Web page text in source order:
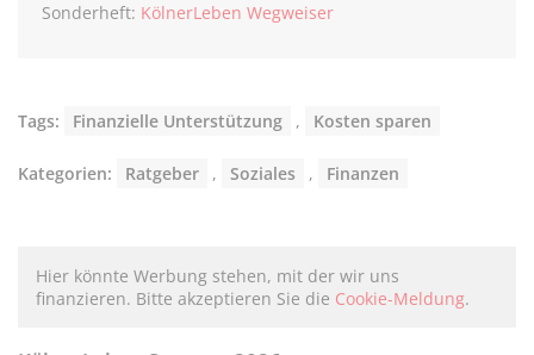
Sonderheft: KölnerLeben Wegweiser
Tags: Finanzielle Unterstützung , Kosten sparen
Kategorien: Ratgeber , Soziales , Finanzen
Hier könnte Werbung stehen, mit der wir uns
finanzieren. Bitte akzeptieren Sie die Cookie-Meldung.